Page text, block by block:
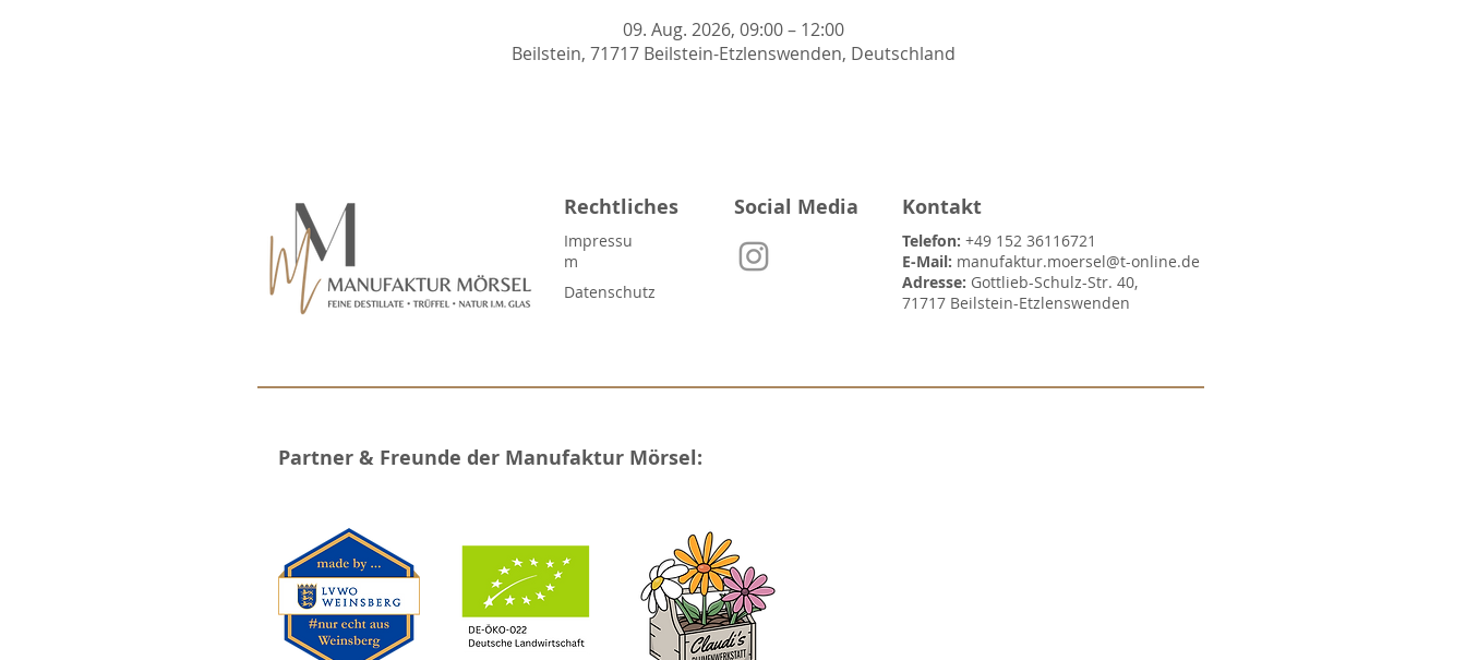
09. Aug. 2026, 09:00 – 12:00
Beilstein, 71717 Beilstein-Etzlenswenden, Deutschland
Rechtliches
Impressu
m
Datenschutz
Social Media Kontakt
Telefon: +49 152 36116721
E-Mail: manufaktur.moersel@t-online.de
Adresse: Gottlieb-Schulz-Str. 40,
71717 Beilstein-Etzlenswenden
Partner & Freunde der Manufaktur Mörsel: